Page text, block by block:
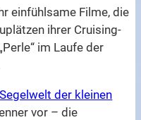
einfühlsame Filme, die
ihrer Cruising-
im Laufe der
der kleinen
vor – die